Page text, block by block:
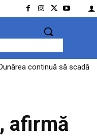
continuă să scadă
granița cu Ucraina
afirmă